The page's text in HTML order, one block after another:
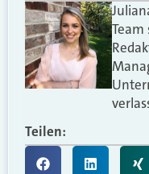
Team
Teilen: